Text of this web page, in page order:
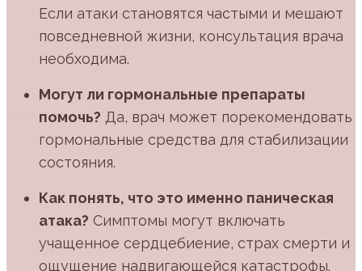
Если атаки становятся частыми и мешают
повседневной жизни, консультация врача
необходима.
Могут ли гормональные препараты
помочь? Да, врач может порекомендовать
гормональные средства для стабилизации
состояния.
Как понять, что это именно паническая
атака? Симптомы могут включать
учащенное сердцебиение, страх смерти и
ощущение надвигающейся катастрофы.